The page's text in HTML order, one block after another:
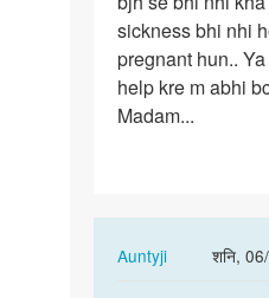
sickness bhi nhi
pregnant hun..
help kre m abhi
Madam...
Auntyji
शनि,
In